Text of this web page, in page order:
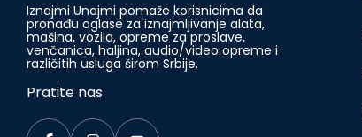
Iznajmi Unajmi pomaže korisnicima da
pronađu oglase za iznajmljivanje alata,
mašina, vozila, opreme za proslave,
venčanica, haljina, audio/video opreme i
različitih usluga širom Srbije.
Pratite nas